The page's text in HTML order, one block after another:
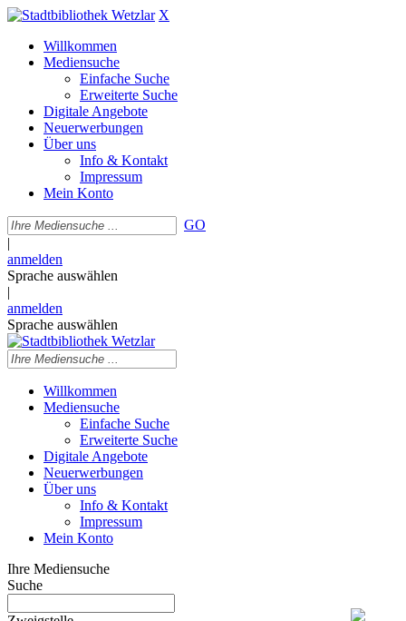
X
Willkommen
Mediensuche
Einfache Suche
Erweiterte Suche
Digitale Angebote
Neuerwerbungen
Über uns
Info & Kontakt
Impressum
Mein Konto
GO
|
anmelden
Sprache auswählen
|
anmelden
Sprache auswählen
Willkommen
Mediensuche
Einfache Suche
Erweiterte Suche
Digitale Angebote
Neuerwerbungen
Über uns
Info & Kontakt
Impressum
Mein Konto
Ihre Mediensuche
Suche